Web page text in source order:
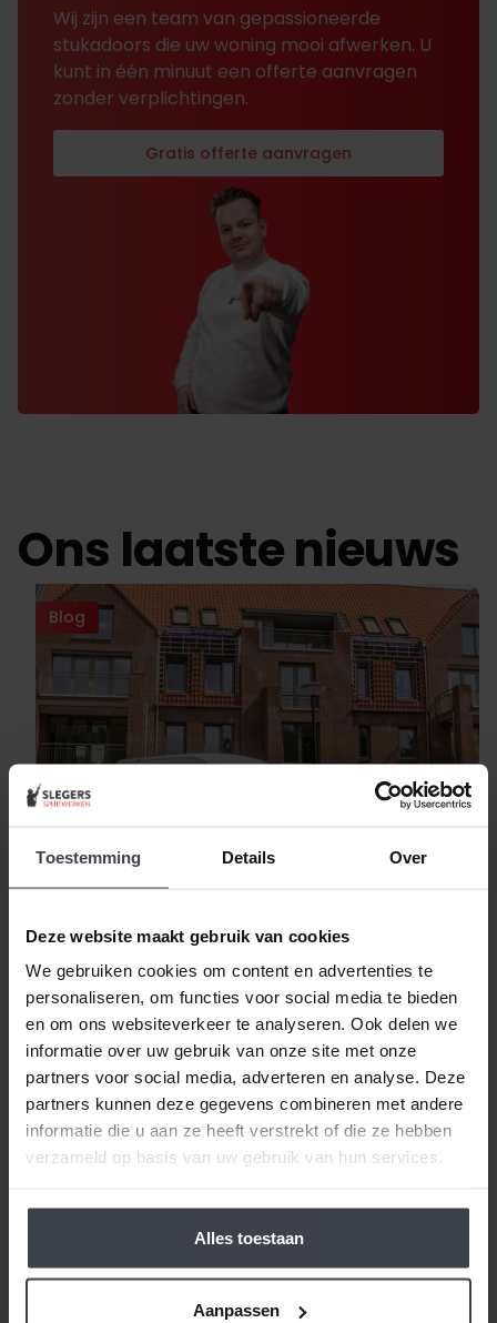
Toestemming Details Over
Deze website maakt gebruik van cookies
We gebruiken cookies om content en advertenties te
personaliseren, om functies voor social media te bieden
en om ons websiteverkeer te analyseren. Ook delen we
informatie over uw gebruik van onze site met onze
partners voor social media, adverteren en analyse. Deze
partners kunnen deze gegevens combineren met andere
informatie die u aan ze heeft verstrekt of die ze hebben
verzameld op basis van uw gebruik van hun services.
Alles toestaan
Aanpassen
Wij zijn een team van gepassioneerde
stukadoors die uw woning mooi afwerken. U
kunt in één minuut een offerte aanvragen
zonder verplichtingen.
Gratis offerte aanvragen
Ons laatste nieuws
Blog
voor Slegers Spuitwerken?
Blog
Wachttijd stukadoor